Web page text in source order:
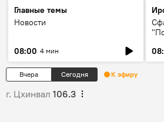
Главные темы
Новости
08:00 4 мин
Вчера Сегодня К эфиру
г. Цхинвал 106.3